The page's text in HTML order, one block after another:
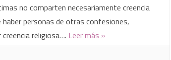
víctimas
del
no comparten necesariamente creencia
haber personas de otras confesiones,
religiosa…. Leer más »